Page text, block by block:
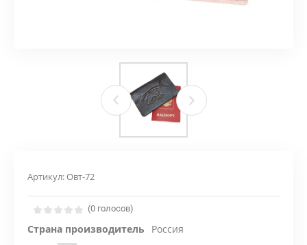
Артикул:Овт-72
(0 голосов)
Страна производитель
Россия